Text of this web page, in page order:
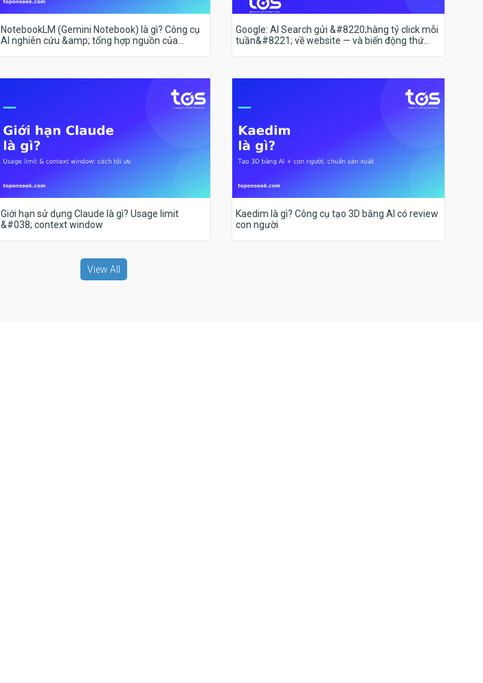
NotebookLM (Gemini Notebook) là gì? Công cụ
AI nghiên cứu &amp; tổng hợp nguồn của
Google: AI Search gửi &#8220;hàng tỷ click mỗi
tuần&#8221; về website — và biến động thứ
Giới hạn sử dụng Claude là gì? Usage limit
&#038; context window
Kaedim là gì? Công cụ tạo 3D bằng AI có review
con người
View All